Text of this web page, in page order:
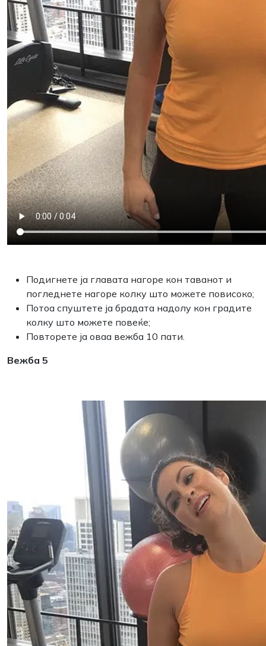
Подигнете ја главата нагоре кон таванот и
погледнете нагоре колку што можете повисоко;
Потоа спуштете ја брадата надолу кон градите
колку што можете повеќе;
Повторете ја оваа вежба 10 пати.
Вежба 5